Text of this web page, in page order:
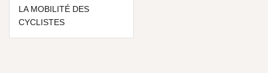
LA MOBILITÉ DES
CYCLISTES